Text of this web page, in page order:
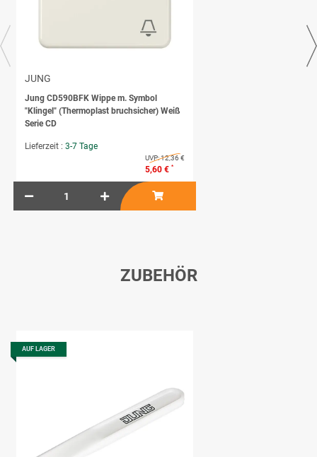
JUNG
Jung CD590BFK Wippe m. Symbol
"Klingel" (Thermoplast bruchsicher) Weiß
Serie CD
Lieferzeit : 3-7 Tage
UVP:12,36 €
5,60 € *
ZUBEHÖR
AUF LAGER